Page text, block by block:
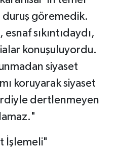
duruş göremedik.
sıkıntıdaydı,
konuşuluyordu.
siyaset
koruyarak siyaset
dertlenmeyen
İşlemeli"